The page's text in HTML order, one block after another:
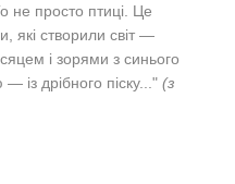
не просто птиці. Це
які створили світ —
і зорями з синього
із дрібного піску..." (з